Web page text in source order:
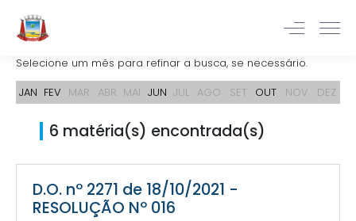
Selecione um mês para refinar a busca, se necessário.
JAN FEV MAR ABR MAI JUN JUL AGO SET OUT NOV DEZ
6 matéria(s) encontrada(s)
D.O. nº 2271 de 18/10/2021 -
RESOLUÇÃO Nº 016